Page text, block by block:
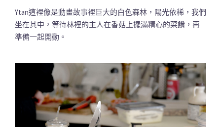
Ytan這裡像是動畫故事裡巨大的白色森林，陽光依稀，我們
坐在其中，等待林裡的主人在香菇上擺滿精心的菜餚，再
準備一起開動。